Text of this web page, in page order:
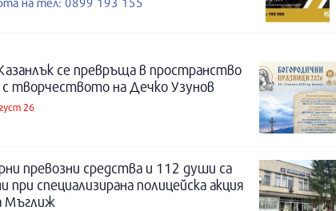
се превръща в пространство
с творчеството на Дечко Узунов
26
превозни средства и 112 души са
при специализирана полицейска акция
Мъглиж